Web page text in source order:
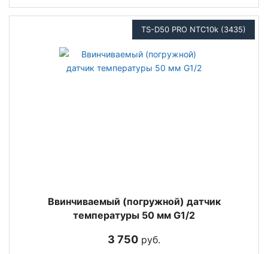
TS-D50 PRO NTC10k (3435)
Ввинчиваемый (погружной) датчик
температуры 50 мм G1/2
3 750 руб.